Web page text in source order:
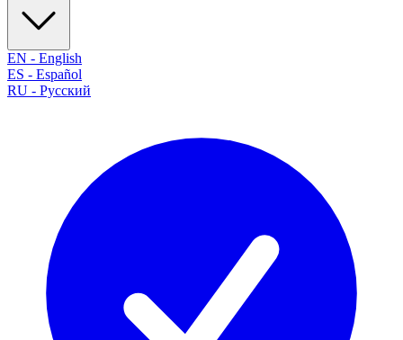
EN - English
ES - Español
RU - Русский